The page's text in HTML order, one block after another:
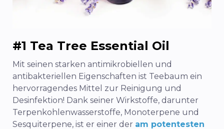
#1 Tea Tree Essential Oil
Mit seinen starken antimikrobiellen und
antibakteriellen Eigenschaften ist Teebaum ein
hervorragendes Mittel zur Reinigung und
Desinfektion! Dank seiner Wirkstoffe, darunter
Terpenkohlenwasserstoffe, Monoterpene und
Sesquiterpene, ist er einer der am potentesten